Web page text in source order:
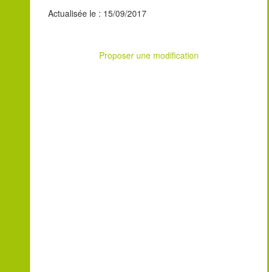
Actualisée le : 15/09/2017
Proposer une modification